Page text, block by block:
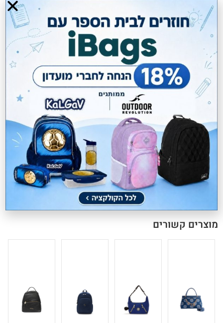
שנתיים אחריות טבעוני VEGAN
משלוחים חינם בקניה מעל 299 ₪
Delia Mini הוא תיק קטן ומעוצב, המשלב קומפקטיות ונוחות מושלמת
ליום יום. מתאים לנשיאת פריטים חיוניים בצורה מאורגנת, עם עיצוב קליל
ואלגנטי שמתאים לכל סיטואציה – מהסידורים בעיר ועד ליום שגרתי מלא
בסטייל.
מוצרים קשורים